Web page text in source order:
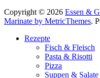
Copyright © 2026 Essen &
Marinate by MetricThemes.
Rezepte
Fisch & Fleisch
Pasta & Risotti
Pizza
Suppen & Salate